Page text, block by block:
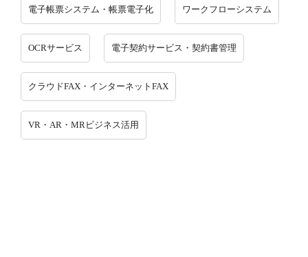
電子帳票システム・帳票電子化 ワークフローシステム
OCRサービス 電子契約サービス・契約書管理
クラウドFAX・インターネットFAX
VR・AR・MRビジネス活用